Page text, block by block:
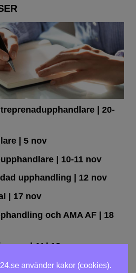
| 20-
| 5 nov
| 10-11 nov
upphandling | 12 nov
| 17 nov
och AMA AF| 18
med AI| 19 nov
effektivt| 25 nov
använder kakor (cookies).